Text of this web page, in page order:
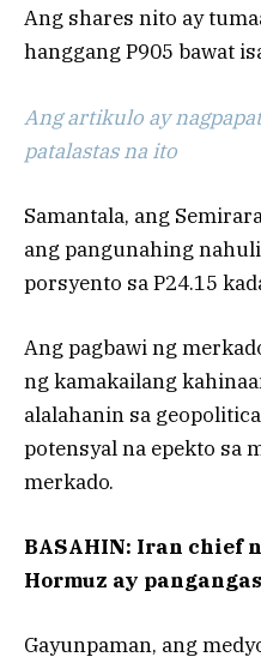
Ang shares nito ay
hanggang P905 bawat
Ang artikulo ay
patalastas na ito
Samantala, ang
ang pangunahing
porsyento sa P24.15
Ang pagbawi ng
ng kamakailang
alalahanin sa
potensyal na epekto sa
merkado.
BASAHIN: Iran chief
Hormuz ay
Gayunpaman, ang